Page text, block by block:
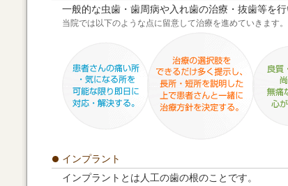
一般的な虫歯・歯周病や入れ歯の治療・抜歯等を行
当院では以下のような点に留意して治療を進めていきます。
インプラント
インプラントとは人工の歯の根のことです。